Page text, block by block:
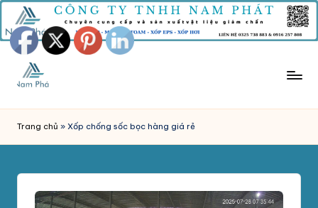
Skip
to
content
Ú
T
X
Tnhh
Xốp
Trang chủ » Xốp chống sốc bọc hàng giá rẻ